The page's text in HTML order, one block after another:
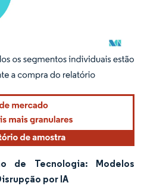
requer atribuição conforme CC BY 4.0.
de Tecnologia: Modelos
por IA